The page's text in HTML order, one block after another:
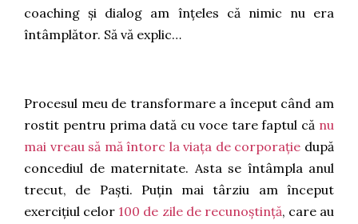
coaching și dialog am înțeles că nimic nu era
întâmplător. Să vă explic…
Procesul meu de transformare a început când am
rostit pentru prima dată cu voce tare faptul că nu
mai vreau să mă întorc la viața de corporație după
concediul de maternitate. Asta se întâmpla anul
trecut, de Paști. Puțin mai târziu am început
exercițiul celor 100 de zile de recunoștință, care au